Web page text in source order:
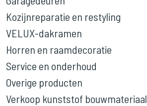
Kozijnreparatie en restyling
VELUX-dakramen
Horren en raamdecoratie
Service en onderhoud
Overige producten
Verkoop kunststof bouwmateriaal